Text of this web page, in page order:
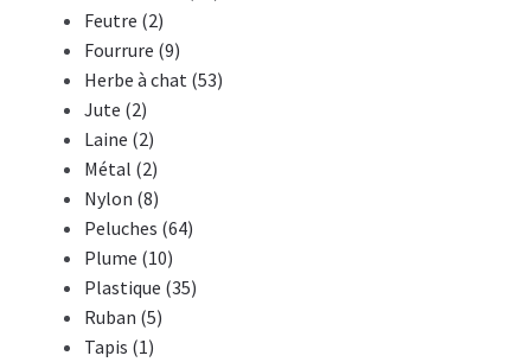
Feutre (2)
Fourrure (9)
Herbe à chat (53)
Jute (2)
Laine (2)
Métal (2)
Nylon (8)
Peluches (64)
Plume (10)
Plastique (35)
Ruban (5)
Tapis (1)